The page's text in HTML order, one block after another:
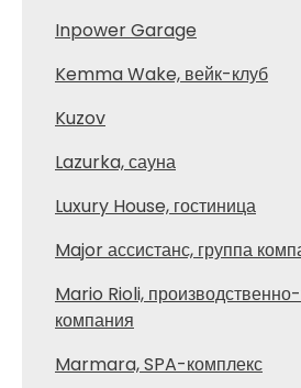
Inpower Garage
Kemma Wake, вейк-клуб
Kuzov
Lazurka, сауна
Luxury House, гостиница
Major ассистанс, группа
Mario Rioli,
компания
Marmara, SPA-комплекс